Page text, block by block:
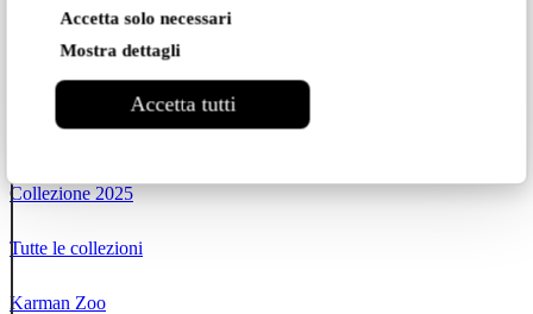
Accetta solo necessari
Mostra dettagli
Accetta tutti
Collezione 2025
Tutte le collezioni
Karman Zoo